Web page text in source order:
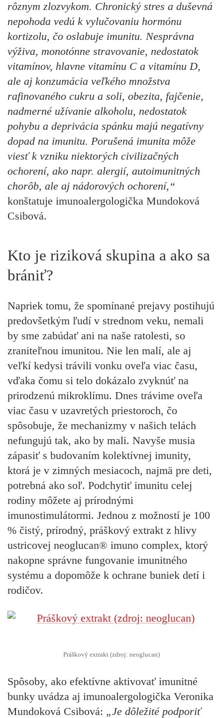
rôznym zlozvykom. Chronický stres a duševná
nepohoda vedú k vylučovaniu hormónu
kortizolu, čo oslabuje imunitu. Nesprávna
výživa, monotónne stravovanie, nedostatok
vitamínov, hlavne vitamínu C a vitamínu D,
ale aj konzumácia veľkého množstva
rafinovaného cukru a soli, obezita, fajčenie,
nadmerné užívanie alkoholu, nedostatok
pohybu a deprivácia spánku majú negatívny
dopad na imunitu. Porušená imunita môže
viesť k vzniku niektorých civilizačných
ochorení, ako napr. alergií, autoimunitných
chorôb, ale aj nádorových ochorení,“
konštatuje imunoalergologička Mundoková
Csibová.
Kto je riziková skupina a ako sa
brániť?
Napriek tomu, že spomínané prejavy postihujú
predovšetkým ľudí v strednom veku, nemali
by sme zabúdať ani na naše ratolesti, so
zraniteľnou imunitou. Nie len malí, ale aj
veľkí kedysi trávili vonku oveľa viac času,
vďaka čomu si telo dokázalo zvyknúť na
prirodzenú mikroklímu. Dnes trávime oveľa
viac času v uzavretých priestoroch, čo
spôsobuje, že mechanizmy v našich telách
nefungujú tak, ako by mali. Navyše musia
zápasiť s budovaním kolektívnej imunity,
ktorá je v zimných mesiacoch, najmä pre deti,
potrebná ako soľ. Podchytiť imunitu celej
rodiny môžete aj prírodnými
imunostimulátormi. Jednou z možností je 100
% čistý, prírodný, práškový extrakt z hlivy
ustricovej neoglucan® imuno complex, ktorý
nakopne správne fungovanie imunitného
systému a dopomôže k ochrane buniek detí i
rodičov.
Práškový extrakt (zdroj: neoglucan)
Spôsoby, ako efektívne aktivovať imunitné
bunky uvádza aj imunoalergologička Veronika
Mundoková Csibová: „Je dôležité podporiť